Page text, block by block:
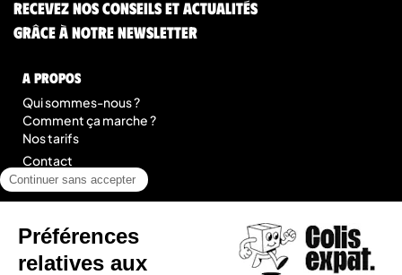
Recevez nos conseils et actualités
grâce à notre newsletter
A Propos
Qui sommes-nous ?
Comment ça marche ?
Nos tarifs
Contact
Blog
légal
Mentions légales